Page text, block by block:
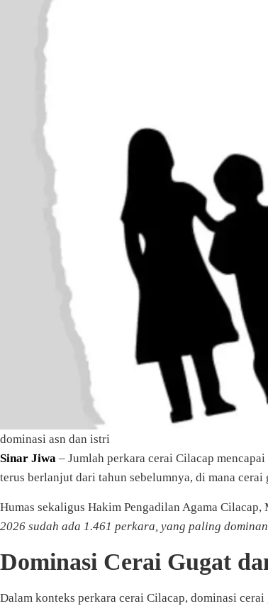
dominasi asn dan istri
Sinar Jiwa – Jumlah perkara cerai Cilacap
terus berlanjut dari tahun sebelumnya, di mana
Humas sekaligus Hakim Pengadilan Agama
2026 sudah ada 1.461 perkara, yang paling
Dominasi Cerai Gugat
Dalam konteks perkara cerai Cilacap, dominasi